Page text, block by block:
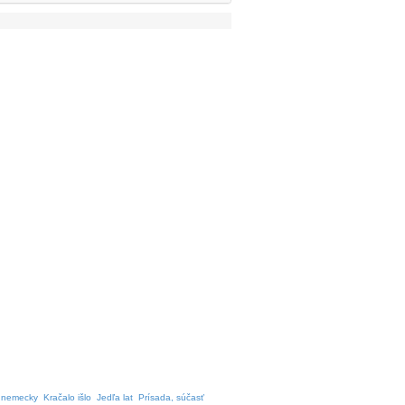
Kračalo išlo Jedľa lat Prísada, súčasť